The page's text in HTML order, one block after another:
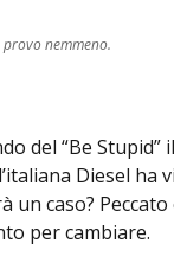
nemmeno.
del “Be
Diesel ha
caso?
per cambiare.